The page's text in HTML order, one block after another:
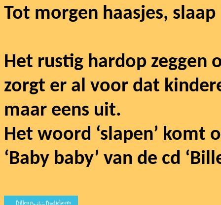
Tot morgen haasjes, slaap
Het rustig hardop zeggen
zorgt er al voor dat
maar eens uit.
Het woord ‘slapen’ komt
‘Baby baby’ van de cd